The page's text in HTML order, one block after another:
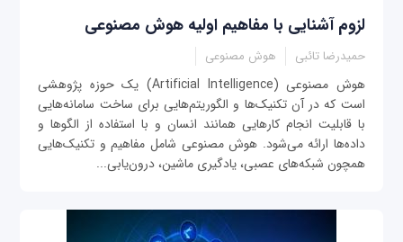
لزوم آشنایی با مفاهیم اولیه هوش مصنوعی
حمیدرضا تائبی هوش مصنوعی
هوش مصنوعی (Artificial Intelligence) یک حوزه پژوهشی
است که در آن تکنیک‌ها و الگوریتم‌هایی برای ساخت سامانه‌هایی
با قابلیت انجام کارهایی همانند انسان و با استفاده از الگوها و
داده‌ها ارائه می‌شود. هوش مصنوعی شامل مفاهیم و تکنیک‌هایی
همچون شبکه‌های عصبی، یادگیری ماشین، درون‌یابی...